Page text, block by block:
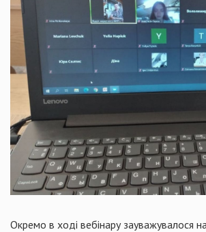
Окремо в ході вебінару зауважувалося